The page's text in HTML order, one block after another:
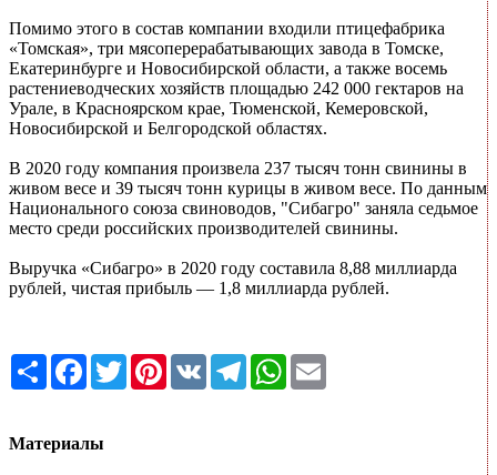
Помимо этого в состав компании входили птицефабрика
«Томская», три мясоперерабатывающих завода в Томске,
Екатеринбурге и Новосибирской области, а также восемь
растениеводческих хозяйств площадью 242 000 гектаров на
Урале, в Красноярском крае, Тюменской, Кемеровской,
Новосибирской и Белгородской областях.
В 2020 году компания произвела 237 тысяч тонн свинины в
живом весе и 39 тысяч тонн курицы в живом весе. По данным
Национального союза свиноводов, "Сибагро" заняла седьмое
место среди российских производителей свинины.
Выручка «Сибагро» в 2020 году составила 8,88 миллиарда
рублей, чистая прибыль — 1,8 миллиарда рублей.
Share Facebook
TwitterPinterest
VK TelegramWhatsApp
Материалы